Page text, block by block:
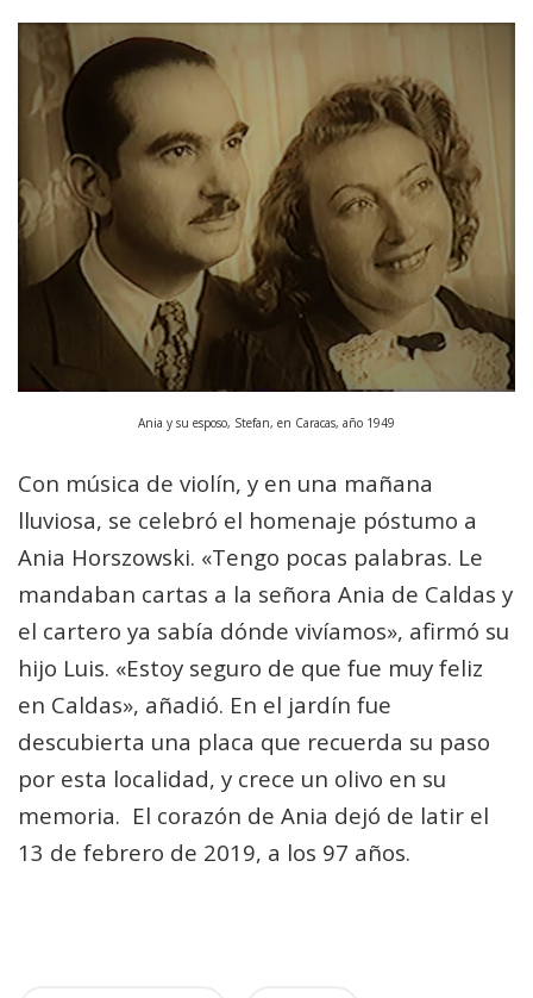
Ania y su esposo, Stefan, en Caracas, año 1949
Con música de violín, y en una mañana
lluviosa, se celebró el homenaje póstumo a
Ania Horszowski. «Tengo pocas palabras. Le
mandaban cartas a la señora Ania de Caldas y
el cartero ya sabía dónde vivíamos», afirmó su
hijo Luis. «Estoy seguro de que fue muy feliz
en Caldas», añadió. En el jardín fue
descubierta una placa que recuerda su paso
por esta localidad, y crece un olivo en su
memoria. El corazón de Ania dejó de latir el
13 de febrero de 2019, a los 97 años.